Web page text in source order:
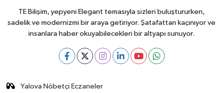
TE Bilişim, yepyeni Elegant temasıyla sizleri buluştururken,
sadelik ve modernizmi bir araya getiriyor. Şatafattan kaçınıyor ve
insanlara haber okuyabilecekleri bir altyapı sunuyor.
Yalova Nöbetçi Eczaneler